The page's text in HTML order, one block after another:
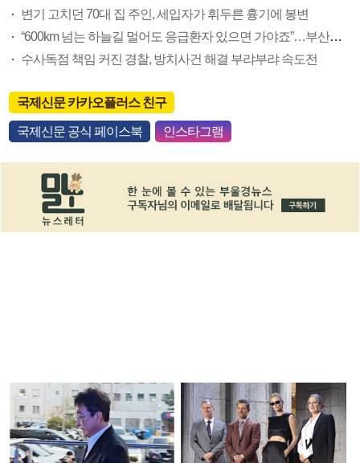
변기 고치던 70대 집 주인, 세입자가 휘두른 흉기에 봉변
“600km 넘는 하늘길 멀어도 응급환자 있으면 가야죠”…부산소방항공대 활약상 눈길
수사독점 책임 커진 경찰, 방치사건 해결 부랴부랴 속도전
국제신문 카카오플러스 친구
국제신문 공식 페이스북 인스타그램